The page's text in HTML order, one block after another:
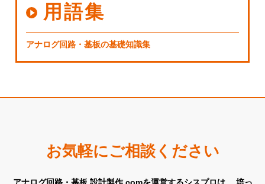
用語集
アナログ回路・基板の基礎知識集
お気軽にご相談ください